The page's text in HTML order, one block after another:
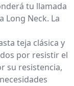
tu llamada
Long Neck. La
teja clásica y
por resistir el
su resistencia,